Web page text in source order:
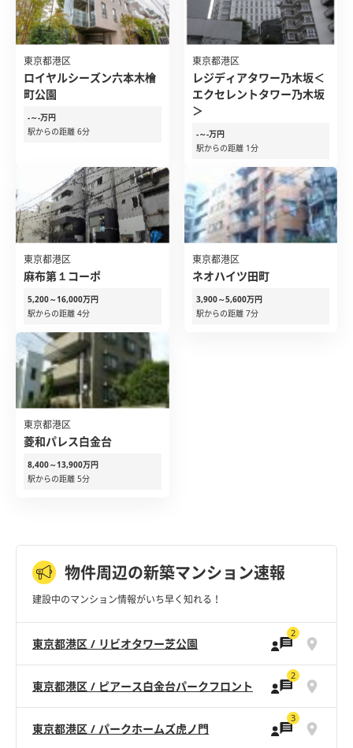
東京都港区
ロイヤルシーズン六本木檜
町公園
-～-万円
駅からの距離 6分
東京都港区
レジディアタワー乃木坂＜
エクセレントタワー乃木坂
＞
-～-万円
駅からの距離 1分
東京都港区
麻布第１コーポ
5,200～16,000万円
駅からの距離 4分
東京都港区
ネオハイツ田町
3,900～5,600万円
駅からの距離 7分
東京都港区
菱和パレス白金台
8,400～13,900万円
駅からの距離 5分
物件周辺の新築マンション速報
建設中のマンション情報がいち早く知れる！
東京都港区 / リビオタワー芝公園
2
東京都港区 / ピアース白金台パークフロント
2
東京都港区 / パークホームズ虎ノ門
3